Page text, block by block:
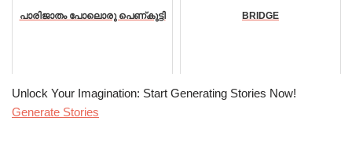
പാരിജാതം പോലൊരു പെണ്കുട്ടി BRIDGE
Unlock Your Imagination: Start Generating Stories Now!
Generate Stories